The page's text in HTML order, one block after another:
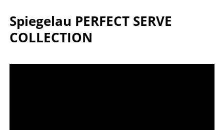
Spiegelau PERFECT SERVE
COLLECTION